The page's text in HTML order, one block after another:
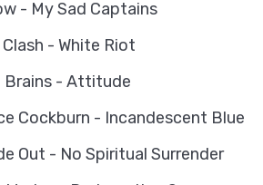
- My Sad Captains
- White Riot
Brains - Attitude
Cockburn - Incandescent Blue
Out - No Spiritual Surrender